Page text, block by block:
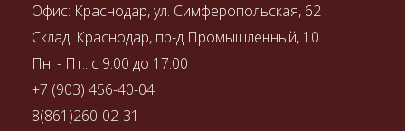
Офис: Краснодар, ул. Симферопольская, 62
Склад: Краснодар, пр-д Промышленный, 10
Пн. - Пт.: с 9:00 до 17:00
+7 (903) 456-40-04
8(861)260-02-31